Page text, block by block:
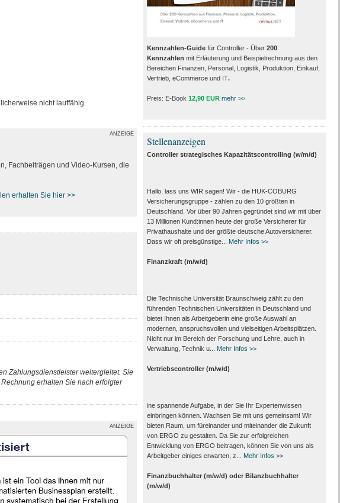
nicht lauffähig.
ANZEIGE
Fachbeiträgen und Video-Kursen, die
erhalten Sie hier >>
Zahlungsdienstleister weitergleitet. Sie
erhalten Sie nach erfolgter
ANZEIGE
Kennzahlen-Guidefür Controller - Über 200
Kennzahlen mit Erläuterung und Beispielrechnung aus den
Bereichen Finanzen, Personal, Logistik, Produktion, Einkauf,
Vertrieb, eCommerce und IT.
Preis: E-Book 12,90 EUR mehr >>
Stellenanzeigen
Controller strategisches Kapazitätscontrolling (w/m/d)
Hallo, lass uns WIR sagen! Wir - die HUK-COBURG
Versicherungsgruppe - zählen zu den 10 größten in
Deutschland. Vor über 90 Jahren gegründet sind wir mit über
13 Millionen Kund:innen heute der große Versicherer für
Privathaushalte und der größte deutsche Autoversicherer.
Dass wir oft preisgünstige...
Mehr Infos >>
Finanzkraft (m/w/d)
Die Technische Universität Braunschweig zählt zu den
führenden Technischen Universitäten in Deutschland und
bietet Ihnen als Arbeit­geberin eine große Auswahl an
modernen, anspruchsvollen und vielseitigen Arbeits­plätzen.
Nicht nur im Bereich der Forschung und Lehre, auch in
Verwaltung, Technik u...
Mehr Infos >>
Vertriebscontroller (m/w/d)
ine spannende Aufgabe, in der Sie Ihr Expertenwissen
einbringen können. Wachsen Sie mit uns gemeinsam! Wir
bieten Raum, um füreinander und miteinander die Zukunft
von ERGO zu gestalten. Da Sie zur erfolgreichen
Entwicklung von ERGO beitragen, können Sie von uns als
Arbeitgeber einiges erwarten, z...
Mehr Infos >>
Finanzbuchhalter (m/w/d) oder Bilanzbuchhalter
(m/w/d)